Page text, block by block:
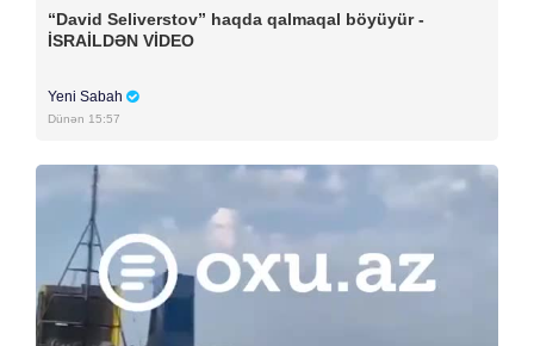
“David Seliverstov” haqda qalmaqal böyüyür -
İSRAİLDƏN VİDEO
Yeni Sabah
Dünən 15:57